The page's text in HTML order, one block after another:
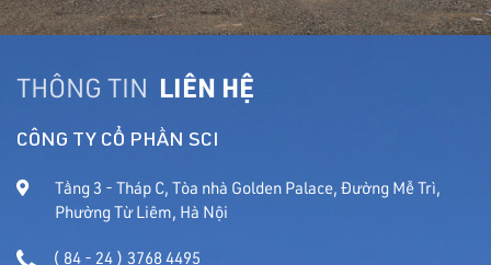
THÔNG TIN LIÊN HỆ
CÔNG TY CỔ PHẦN SCI
Tầng 3 - Tháp C, Tòa nhà Golden Palace, Đường Mễ Trì,
Phường Từ Liêm, Hà Nội
( 84 - 24 ) 3768 4495